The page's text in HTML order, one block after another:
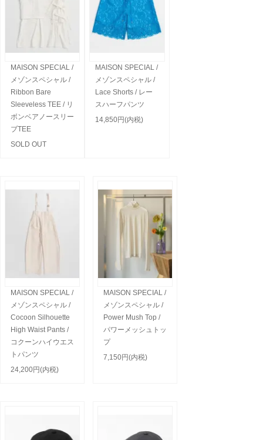
MAISON SPECIAL /
メゾンスペシャル /
Ribbon Bare
Sleeveless TEE / リ
ボンベアノースリー
ブTEE
SOLD OUT
MAISON SPECIAL /
メゾンスペシャル /
Lace Shorts / レー
スハーフパンツ
14,850円(内税)
MAISON SPECIAL /
メゾンスペシャル /
Cocoon Silhouette
High Waist Pants /
コクーンハイウエス
トパンツ
24,200円(内税)
MAISON SPECIAL /
メゾンスペシャル /
Power Mush Top /
パワーメッシュトッ
プ
7,150円(内税)